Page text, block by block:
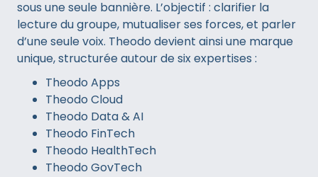
sous une seule bannière. L’objectif : clarifier la
lecture du groupe, mutualiser ses forces, et parler
d’une seule voix. Theodo devient ainsi une marque
unique, structurée autour de six expertises :
Theodo Apps
Theodo Cloud
Theodo Data & AI
Theodo FinTech
Theodo HealthTech
Theodo GovTech